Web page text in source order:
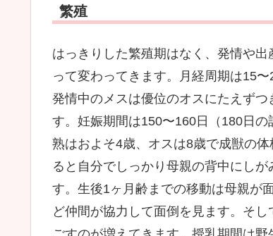
繁殖
はっきりした繁殖期はなく、発情や
って変わってきます。月経周期は15
発情中のメスは優位のオスにたえず
す。妊娠期間は150〜160日（180日
熟はおよそ4歳、オスは8歳で成獣の
ると自分でしっかり母親の背中にし
す。生後1ヶ月齢までの移動は母親が
ど仲間が協力して面倒を見ます。そ